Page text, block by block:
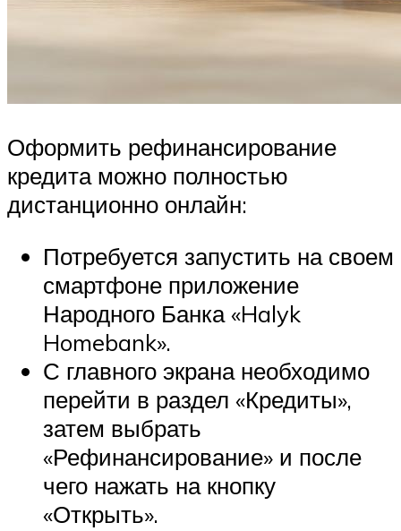
Оформить рефинансирование
кредита можно полностью
дистанционно онлайн:
Потребуется запустить на своем
смартфоне приложение
Народного Банка «Halyk
Homebank».
С главного экрана необходимо
перейти в раздел «Кредиты»,
затем выбрать
«Рефинансирование» и после
чего нажать на кнопку
«Открыть».